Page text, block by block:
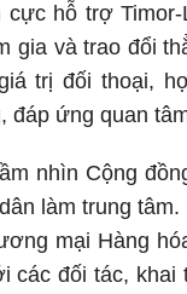
cực hỗ trợ Timor-
gia và trao đổi
trị đối thoại,
đáp ứng quan
nhìn Cộng
làm trung tâm.
mại Hàng
các đối tác, khai